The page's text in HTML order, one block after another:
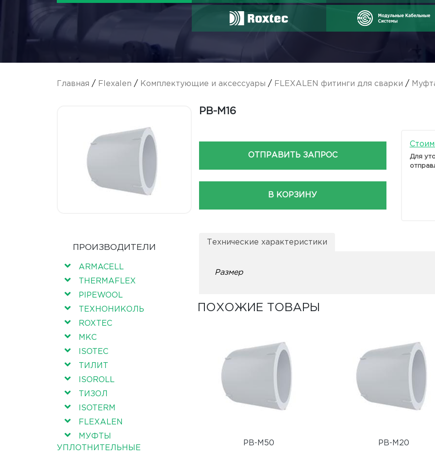
Главная / Flexalen / Комплектующие и аксессуары / FLEXALEN фитинги для сварки /
PB-M16
ОТПРАВИТЬ ЗАПРОС
В КОРЗИНУ
Для
ПРОИЗВОДИТЕЛИ
ARMACELL
THERMAFLEX
PIPEWOOL
ТЕХНОНИКОЛЬ
ROXTEC
МКС
ISOTEC
ТИЛИТ
ISOROLL
ТИЗОЛ
ISOTERM
FLEXALEN
МУФТЫ
УПЛОТНИТЕЛЬНЫЕ
Технические характеристики
Размер
ПОХОЖИЕ ТОВАРЫ
PB-M50 PB-M20